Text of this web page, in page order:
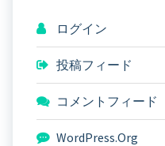
ログイン
投稿フィード
コメントフィード
WordPress.org